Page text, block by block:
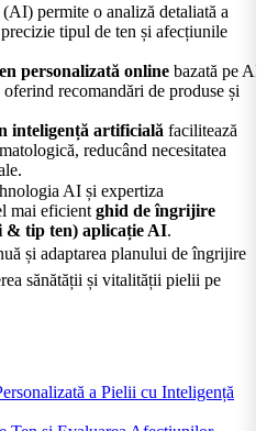
permite o analiză detaliată a
tipul de ten și afecțiunile
personalizată online bazată pe AI
recomandări de produse și
inteligență artificială facilitează
reducând necesitatea
AI și expertiza
mai eficient ghid de îngrijire
& tip ten) aplicație AI.
și adaptarea planului de îngrijire
sănătății și vitalității pielii pe
a Pielii cu Inteligență